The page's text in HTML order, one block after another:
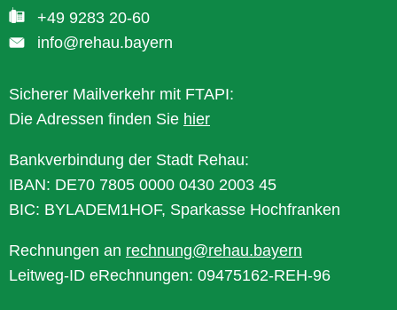
+49 9283 20-60
info@rehau.bayern
Sicherer Mailverkehr mit FTAPI:
Die Adressen finden Sie hier
Bankverbindung der Stadt Rehau:
IBAN: DE70 7805 0000 0430 2003 45
BIC: BYLADEM1HOF, Sparkasse Hochfranken
Rechnungen an rechnung@rehau.bayern
Leitweg-ID eRechnungen: 09475162-REH-96